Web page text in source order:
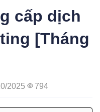
cấp dịch
[Tháng
2025 794